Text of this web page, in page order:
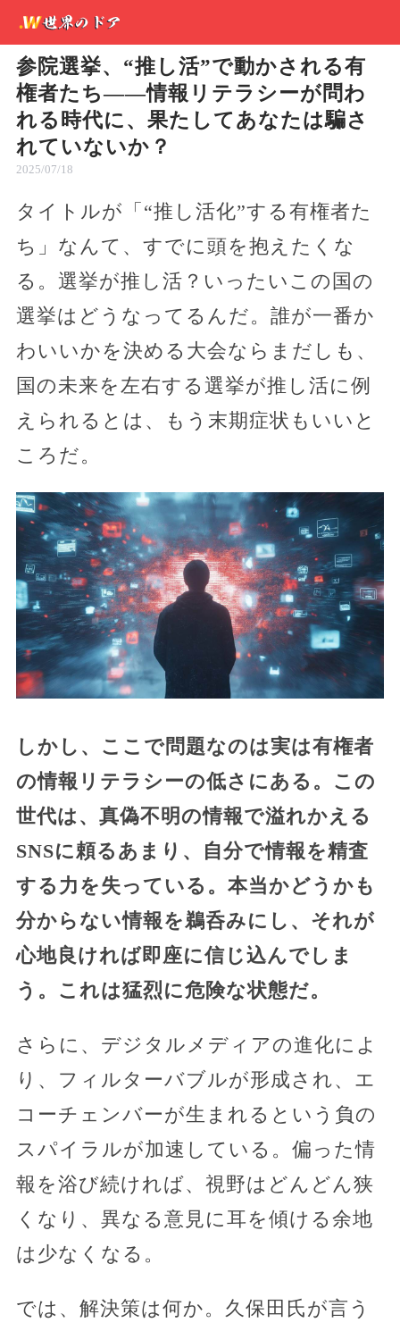
参院選挙、“推し活”で動かされる有
権者たち——情報リテラシーが問わ
れる時代に、果たしてあなたは騙さ
れていないか？
2025/07/18
タイトルが「“推し活化”する有権者た
ち」なんて、すでに頭を抱えたくな
る。選挙が推し活？いったいこの国の
選挙はどうなってるんだ。誰が一番か
わいいかを決める大会ならまだしも、
国の未来を左右する選挙が推し活に例
えられるとは、もう末期症状もいいと
ころだ。
しかし、ここで問題なのは実は有権者
の情報リテラシーの低さにある。この
世代は、真偽不明の情報で溢れかえる
SNSに頼るあまり、自分で情報を精査
する力を失っている。本当かどうかも
分からない情報を鵜呑みにし、それが
心地良ければ即座に信じ込んでしま
う。これは猛烈に危険な状態だ。
さらに、デジタルメディアの進化によ
り、フィルターバブルが形成され、エ
コーチェンバーが生まれるという負の
スパイラルが加速している。偏った情
報を浴び続ければ、視野はどんどん狭
くなり、異なる意見に耳を傾ける余地
は少なくなる。
では、解決策は何か。久保田氏が言う